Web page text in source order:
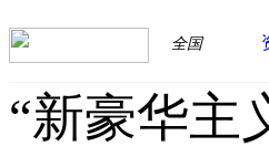
全国
“新豪华